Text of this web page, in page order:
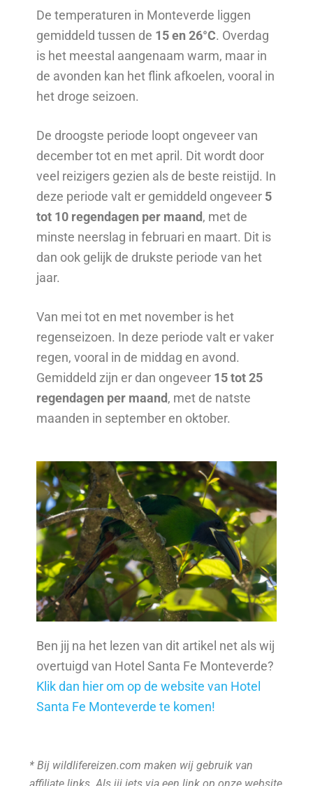
De temperaturen in Monteverde liggen
gemiddeld tussen de 15 en 26°C. Overdag
is het meestal aangenaam warm, maar in
de avonden kan het flink afkoelen, vooral in
het droge seizoen.
De droogste periode loopt ongeveer van
december tot en met april. Dit wordt door
veel reizigers gezien als de beste reistijd. In
deze periode valt er gemiddeld ongeveer 5
tot 10 regendagen per maand, met de
minste neerslag in februari en maart. Dit is
dan ook gelijk de drukste periode van het
jaar.
Van mei tot en met november is het
regenseizoen. In deze periode valt er vaker
regen, vooral in de middag en avond.
Gemiddeld zijn er dan ongeveer 15 tot 25
regendagen per maand, met de natste
maanden in september en oktober.
Ben jij na het lezen van dit artikel net als wij
overtuigd van Hotel Santa Fe Monteverde?
Klik dan hier om op de website van Hotel
Santa Fe Monteverde te komen!
* Bij wildlifereizen.com maken wij gebruik van